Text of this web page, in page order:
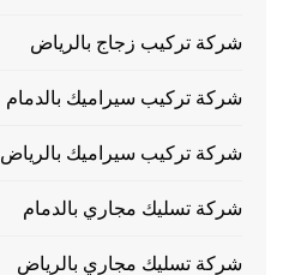
شركة تركيب زجاج بالرياض
شركة تركيب سيراميك بالدمام
شركة تركيب سيراميك بالرياض
شركة تسليك مجاري بالدمام
شركة تسليك مجاري بالرياض